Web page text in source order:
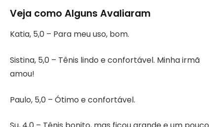
Veja como Alguns Avaliaram
Katia, 5,0 – Para meu uso, bom.
Sistina, 5,0 – Tênis lindo e confortável. Minha irmã
amou!
Paulo, 5,0 – Ótimo e confortável.